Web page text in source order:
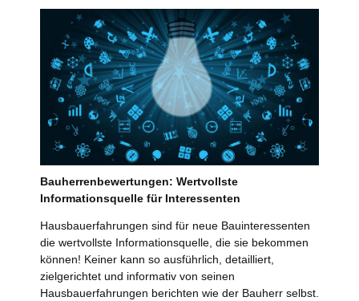
Bauherrenbewertungen: Wertvollste
Informationsquelle für Interessenten
Hausbauerfahrungen sind für neue Bauinteressenten
die wertvollste Informationsquelle, die sie bekommen
können! Keiner kann so ausführlich, detailliert,
zielgerichtet und informativ von seinen
Hausbauerfahrungen berichten wie der Bauherr selbst.